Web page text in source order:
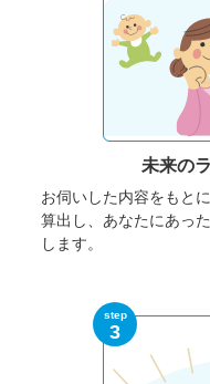
未来の
お伺いした内容をもと
算出し、あなたにあっ
します。
step
3